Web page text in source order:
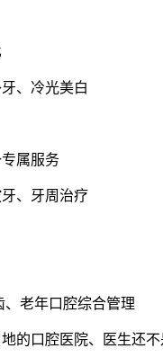
、冷光美白
属服务
、牙周治疗
老年口腔综合管理
的口腔医院、医生还